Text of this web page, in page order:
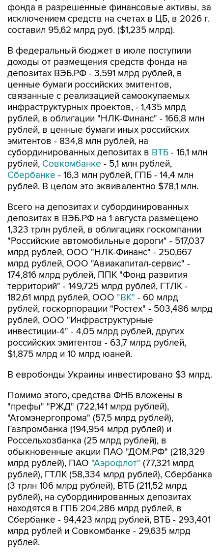
составил 95,62 млрд руб. ($1,235 млрд).
В федеральный бюджет в июле поступили
депозитах ВЭБ.РФ - 3,591 млрд рублей, в
ценные бумаги российских эмитентов,
связанные с реализацией самоокупаемых
инфраструктурных проектов, - 1,435 млрд
рублей, в облигации "НЛК-Финанс" - 166,8 млн
рублей, в ценные бумаги иных российских
эмитентов - 834,8 млн рублей, на
субординированных депозитах вВТБ- 16,1 млн
рублей,Совкомбанке - 5,1 млн рублей,
Сбербанке- 16,3 млн рублей, ГПБ - 14,4 млн
рублей. В целом это эквивалентно $78,1 млн.
Всего на депозитах и субординированных
1,323 трлн рублей, в облигациях госкомпании
"Российские автомобильные дороги" - 517,037
млрд рублей, ООО "НЛК-Финанс" - 250,667
млрд рублей, ООО "Авиакапитал-сервис" -
174,816 млрд рублей, ППК "Фонд развития
территорий" - 149,725 млрд рублей, ГТЛК -
182,61 млрд рублей, ООО "ВК"- 60 млрд
рублей, госкорпорации "Ростех" - 503,486 млрд
рублей, ООО "Инфраструктурные
инвестиции-4" - 4,05 млрд рублей, других
российских эмитентов - 63,7 млрд рублей,
$1,875 млрд и 10 млрд юаней.
В евробонды Украины инвестировано $3 млрд.
Помимо этого, средства ФНБ вложены в
"Атомэнергопрома" (57,5 млрд рублей),
Газпромбанка (194,954 млрд рублей) и
Россельхозбанка (25 млрд рублей), в
обыкновенные акции ПАО "ДОМ.РФ" (218,329
млрд рублей), ПАО"Аэрофлот"(77,321 млрд
рублей), ГТЛК (58,334 млрд рублей), Сбербанка
(3 трлн 106 млрд рублей), ВТБ (211,52 млрд
рублей), на субординированных депозитах
находятся в ГПБ 204,286 млрд рублей, в
Сбербанке - 94,423 млрд рублей, ВТБ - 293,401
млрд рублей и Совкомбанке - 29,635 млрд
рублей.
В июле 2,324 млрд рублей были размещены в